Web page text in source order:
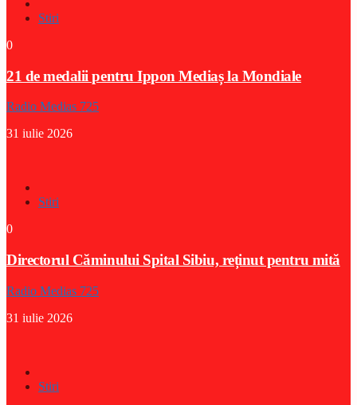
Stiri
0
21 de medalii pentru Ippon Mediaș la Mondiale
Radio Medias 725
31 iulie 2026
Stiri
0
Directorul Căminului Spital Sibiu, reținut pentru mită
Radio Medias 725
31 iulie 2026
Stiri